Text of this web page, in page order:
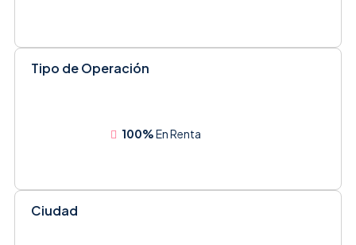
Tipo de Operación
100%En Renta
Ciudad